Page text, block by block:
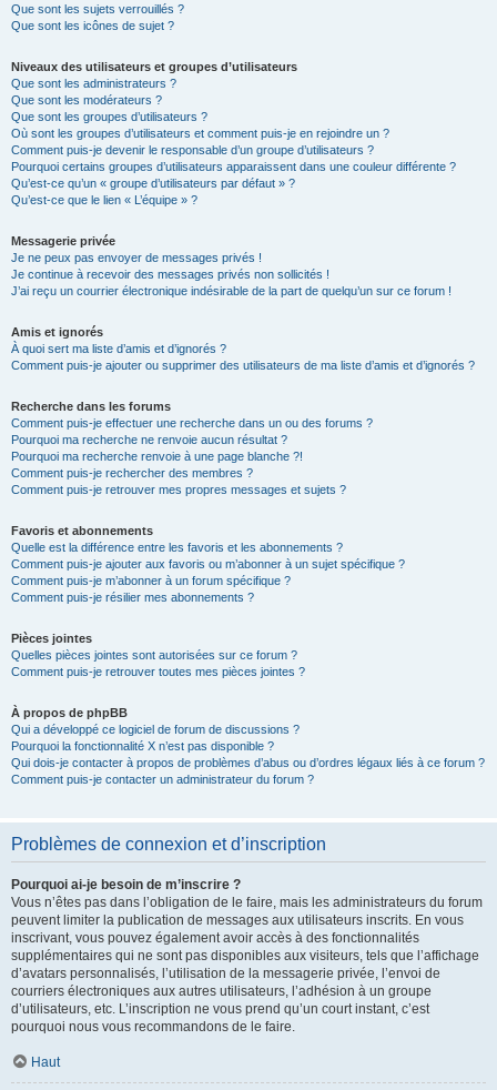
Que sont les sujets verrouillés ?
Que sont les icônes de sujet ?
Niveaux des utilisateurs et groupes d’utilisateurs
Que sont les administrateurs ?
Que sont les modérateurs ?
Que sont les groupes d’utilisateurs ?
Où sont les groupes d’utilisateurs et comment puis-je en rejoindre un ?
Comment puis-je devenir le responsable d’un groupe d’utilisateurs ?
Pourquoi certains groupes d’utilisateurs apparaissent dans une couleur différente ?
Qu’est-ce qu’un « groupe d’utilisateurs par défaut » ?
Qu’est-ce que le lien « L’équipe » ?
Messagerie privée
Je ne peux pas envoyer de messages privés !
Je continue à recevoir des messages privés non sollicités !
J’ai reçu un courrier électronique indésirable de la part de quelqu’un sur ce forum !
Amis et ignorés
À quoi sert ma liste d’amis et d’ignorés ?
Comment puis-je ajouter ou supprimer des utilisateurs de ma liste d’amis et d’ignorés ?
Recherche dans les forums
Comment puis-je effectuer une recherche dans un ou des forums ?
Pourquoi ma recherche ne renvoie aucun résultat ?
Pourquoi ma recherche renvoie à une page blanche ?!
Comment puis-je rechercher des membres ?
Comment puis-je retrouver mes propres messages et sujets ?
Favoris et abonnements
Quelle est la différence entre les favoris et les abonnements ?
Comment puis-je ajouter aux favoris ou m’abonner à un sujet spécifique ?
Comment puis-je m’abonner à un forum spécifique ?
Comment puis-je résilier mes abonnements ?
Pièces jointes
Quelles pièces jointes sont autorisées sur ce forum ?
Comment puis-je retrouver toutes mes pièces jointes ?
À propos de phpBB
Qui a développé ce logiciel de forum de discussions ?
Pourquoi la fonctionnalité X n’est pas disponible ?
Qui dois-je contacter à propos de problèmes d’abus ou d’ordres légaux liés à ce forum ?
Comment puis-je contacter un administrateur du forum ?
Problèmes de connexion et d’inscription
Pourquoi ai-je besoin de m’inscrire ?
Vous n’êtes pas dans l’obligation de le faire, mais les administrateurs du forum
peuvent limiter la publication de messages aux utilisateurs inscrits. En vous
inscrivant, vous pouvez également avoir accès à des fonctionnalités
supplémentaires qui ne sont pas disponibles aux visiteurs, tels que l’affichage
d’avatars personnalisés, l’utilisation de la messagerie privée, l’envoi de
courriers électroniques aux autres utilisateurs, l’adhésion à un groupe
d’utilisateurs, etc. L’inscription ne vous prend qu’un court instant, c’est
pourquoi nous vous recommandons de le faire.
Haut